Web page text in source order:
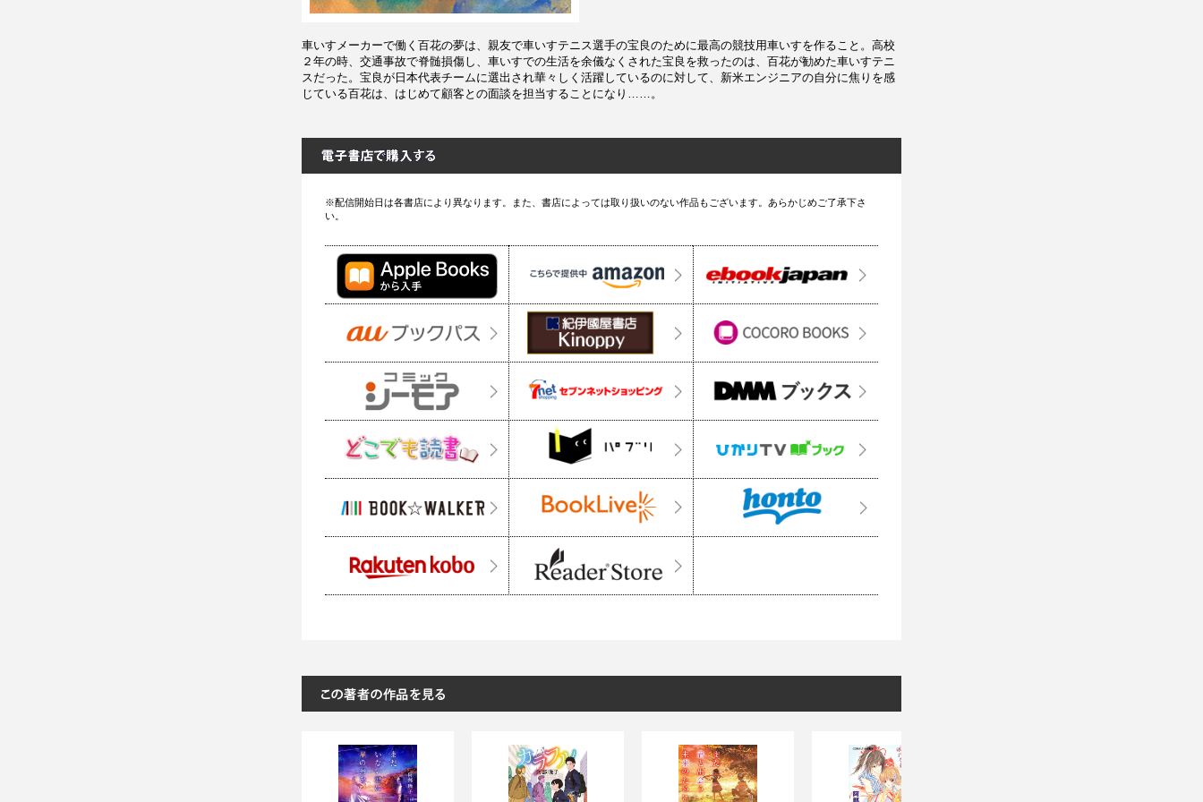
車いすメーカーで働く百花の夢は、親友で車いすテニス選手の宝良のために最高の競技用車いすを作ること。高校
２年の時、交通事故で脊髄損傷し、車いすでの生活を余儀なくされた宝良を救ったのは、百花が勧めた車いすテニ
スだった。宝良が日本代表チームに選出され華々しく活躍しているのに対して、新米エンジニアの自分に焦りを感
じている百花は、はじめて顧客との面談を担当することになり……。
※配信開始日は各書店により異なります。また、書店によっては取り扱いのない作品もございます。あらかじめご了承下さ
い。